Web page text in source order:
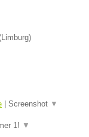
Limburg)
Screenshot ▼
1! ▼